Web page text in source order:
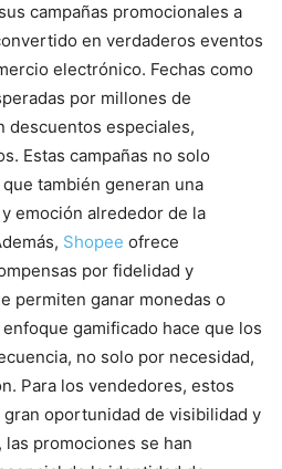
campañas promocionales a
en verdaderos eventos
electrónico. Fechas como
por millones de
descuentos especiales,
Estas campañas no solo
también generan una
emoción alrededor de la
Shopee ofrece
por fidelidad y
permiten ganar monedas o
gamificado hace que los
no solo por necesidad,
Para los vendedores, estos
oportunidad de visibilidad y
promociones se han